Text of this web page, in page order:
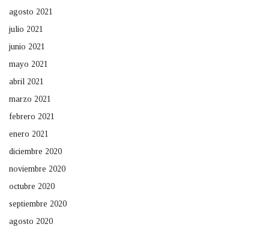
agosto 2021
julio 2021
junio 2021
mayo 2021
abril 2021
marzo 2021
febrero 2021
enero 2021
diciembre 2020
noviembre 2020
octubre 2020
septiembre 2020
agosto 2020